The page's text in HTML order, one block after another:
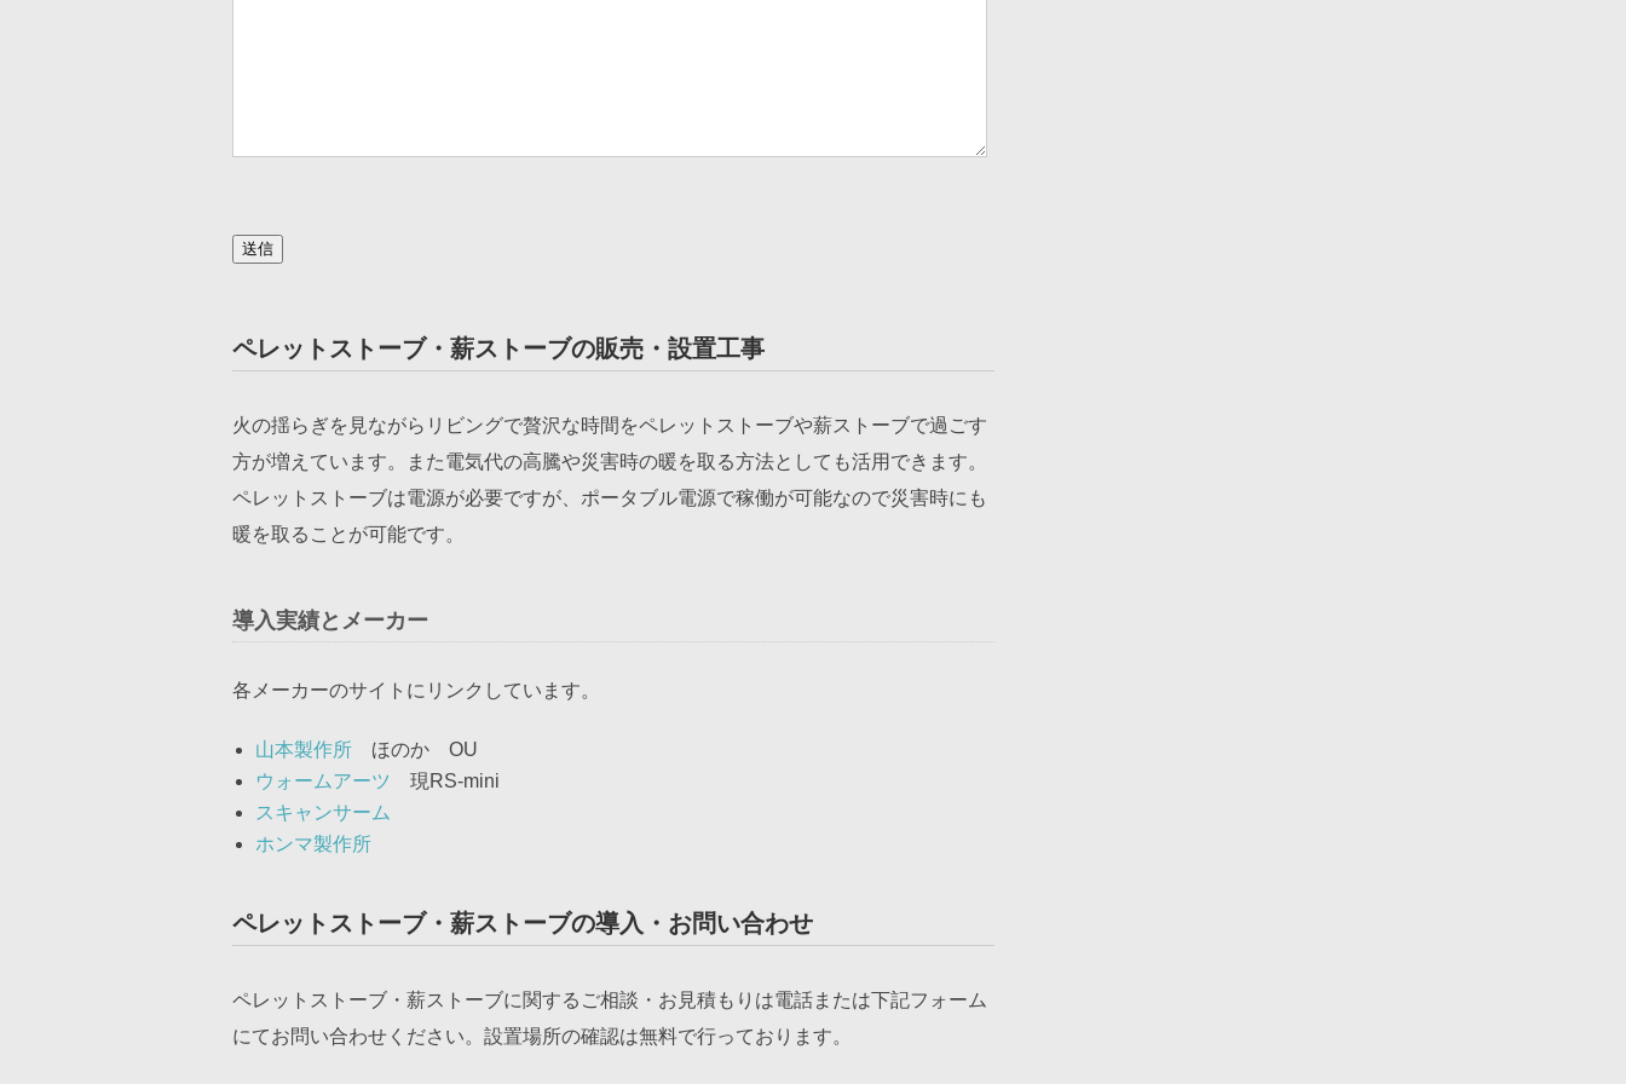
ペレットストーブ・薪ストーブの販売・設置工事
火の揺らぎを見ながらリビングで贅沢な時間をペレットストーブや薪ストーブで過ごす
方が増えています。また電気代の高騰や災害時の暖を取る方法としても活用できます。
ペレットストーブは電源が必要ですが、ポータブル電源で稼働が可能なので災害時にも
暖を取ることが可能です。
導入実績とメーカー
各メーカーのサイトにリンクしています。
山本製作所 ほのか OU
ウォームアーツ 現RS-mini
スキャンサーム
ホンマ製作所
ペレットストーブ・薪ストーブの導入・お問い合わせ
ペレットストーブ・薪ストーブに関するご相談・お見積もりは電話または下記フォーム
にてお問い合わせください。設置場所の確認は無料で行っております。